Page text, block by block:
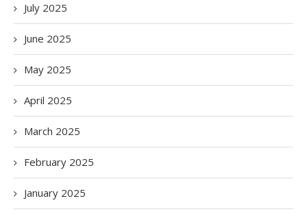
July 2025
June 2025
May 2025
April 2025
March 2025
February 2025
January 2025